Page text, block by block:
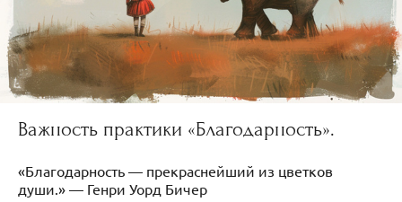
Важность практики «Благодарность».
«Благодарность — прекраснейший из цветков
души.» — Генри Уорд Бичер